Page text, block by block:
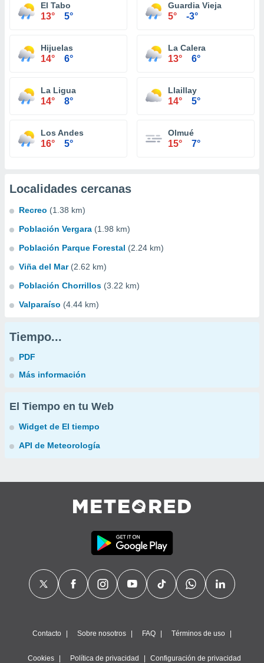
El Tabo
13° 5°
Guardia Vieja
5° -3°
Hijuelas
14° 6°
La Calera
13° 6°
La Ligua
14° 8°
Llaillay
14° 5°
Los Andes
16° 5°
Olmué
15° 7°
Localidades cercanas
Recreo (1.38 km)
Población Vergara (1.98 km)
Población Parque Forestal (2.24 km)
Viña del Mar (2.62 km)
Población Chorrillos (3.22 km)
Valparaíso (4.44 km)
Tiempo...
PDF
Más información
El Tiempo en tu Web
Widget de El tiempo
API de Meteorología
Contacto Sobre nosotros FAQ Términos de uso
Cookies Política de privacidad Configuración de privacidad